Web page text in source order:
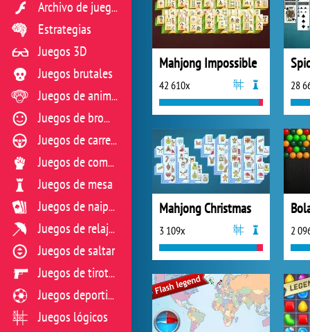
Mahjong Impossible
42 610x 28
Mahjong Christmas
3 109x 2
Archivo de juegos flash
Estrategias
Juegos 3D
Juegos brutales
Juegos de animales
Juegos de broma
Juegos de carreras
Juegos de combate
Juegos de mesa
Juegos de naipes
Juegos de relajación
Juegos de saltar
Juegos de tiroteo
Juegos deportivos
Juegos lógicos